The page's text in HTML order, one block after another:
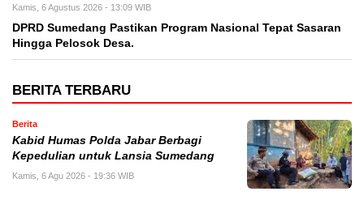
Kamis, 6 Agustus 2026 - 13:09 WIB
DPRD Sumedang Pastikan Program Nasional Tepat Sasaran
Hingga Pelosok Desa.
BERITA TERBARU
Berita
Kabid Humas Polda Jabar Berbagi
Kepedulian untuk Lansia Sumedang
Kamis, 6 Agu 2026 - 19:36 WIB